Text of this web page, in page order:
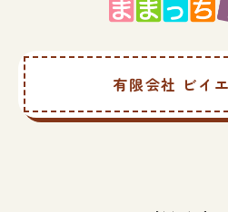
有限会社 ビイ